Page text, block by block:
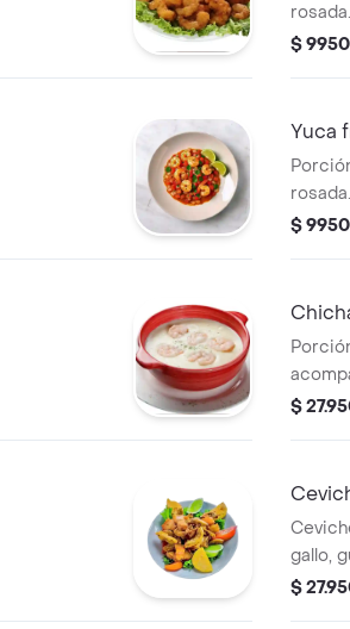
rosada.
$ 9950
Yuca
rosada.
$ 9950
$
gallo,
$